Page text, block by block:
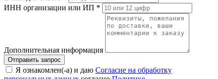
ИНН организации или ИП *
Дополнительная информация
Я ознакомлен(-а) и даю Согласие на обработку